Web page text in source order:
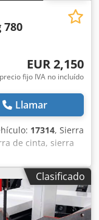
780
EUR 2,150
precio fijo IVA no incluído
Llamar
17314, Sierra
de cinta, sierra
E Ucj Adlsr -
5,5 kW -
corte: máx. 300
-Dimensiones:
Clasificado